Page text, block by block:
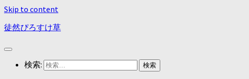
Skip to content
徒然ぴろすけ草
検索: